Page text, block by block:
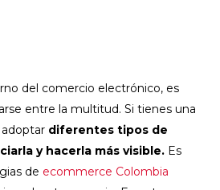
del comercio electrónico, es
entre la multitud. Si tienes una
diferentes tipos de
y hacerla más visible. Es
de ecommerce Colombia